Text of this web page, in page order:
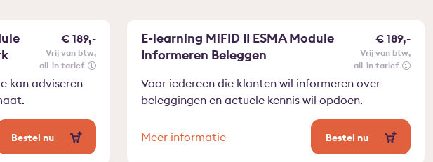
€ 189,-
vrij van btw
all-in tarief
kan adviseren
Bestel nu
E-learning MiFID II ESMA Module
Informeren Beleggen
€ 189,-
vrij van btw
all-in tarief
Voor iedereen die klanten wil informeren over
beleggingen en actuele kennis wil opdoen.
Meer informatie Bestel nu